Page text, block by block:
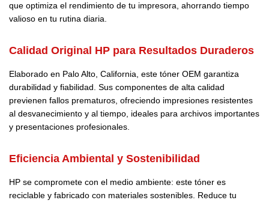
que optimiza el rendimiento de tu impresora, ahorrando tiempo
valioso en tu rutina diaria.
Calidad Original HP para Resultados Duraderos
Elaborado en Palo Alto, California, este tóner OEM garantiza
durabilidad y fiabilidad. Sus componentes de alta calidad
previenen fallos prematuros, ofreciendo impresiones resistentes
al desvanecimiento y al tiempo, ideales para archivos importantes
y presentaciones profesionales.
Eficiencia Ambiental y Sostenibilidad
HP se compromete con el medio ambiente: este tóner es
reciclable y fabricado con materiales sostenibles. Reduce tu